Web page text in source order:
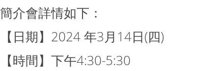
簡介會詳情如下：
【日期】2024 年3月14日(四)
【時間】下午4:30-5:30